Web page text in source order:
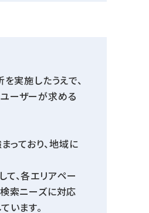
実施したうえで、
ーザーが求める
っており、地域に
、各エリアペー
索ニーズに対応
います。